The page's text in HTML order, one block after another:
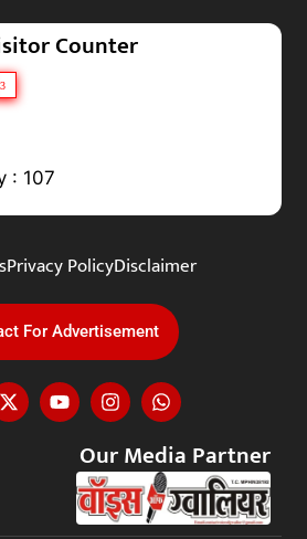
Counter
3
: 107
Privacy PolicyDisclaimer
For Advertisement
Our Media Partner